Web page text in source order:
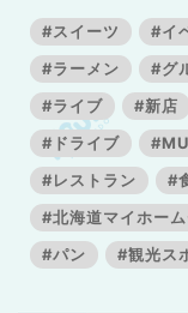
#スイーツ #イ
#ラーメン
#グ
#ライブ
#新店
#ドライブ
#レストラン
#
#北海道マイホー
#パン
#観光ス